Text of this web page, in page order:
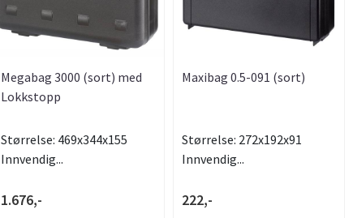
Megabag 3000 (sort) med
Lokkstopp
Størrelse: 469x344x155
Innvendig...
1.676,-
Maxibag 0.5-091 (sort)
Størrelse: 272x192x91
Innvendig...
222,-